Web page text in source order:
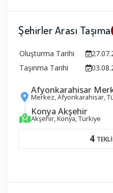
Şehirler Arası Taşıma
Oluşturma Tarihi
Taşınma Tarihi
Afyonkarahisar
Merkez, Afyonkarahisar,
Konya Akşehir
Akşehir, Konya, Türkiye
4